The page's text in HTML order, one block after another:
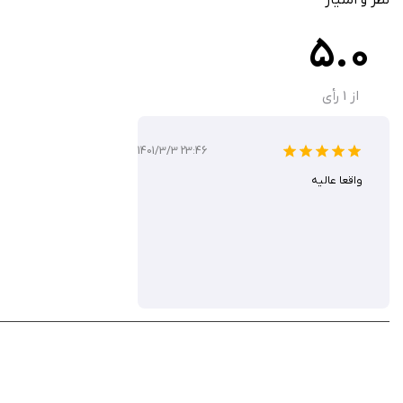
5.0
از 1 رأی
1401/3/3 23:46
واقعا عالیه